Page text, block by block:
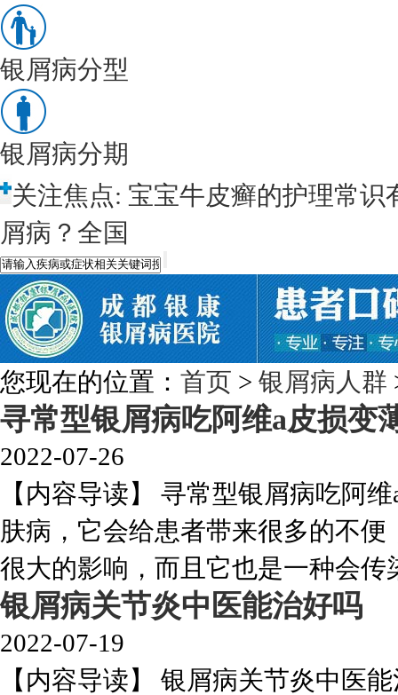
银屑病分型
银屑病分期
关注焦点: 宝宝牛皮癣的护理常识
屑病？全国
您现在的位置： 首页 > 银屑病人群
寻常型银屑病吃阿维a皮损变
2022-07-26
【内容导读】 寻常型银屑病吃阿
肤病，它会给患者带来很多的不
很大的影响，而且它也是一种会
银屑病关节炎中医能治好吗
2022-07-19
【内容导读】 银屑病关节炎中医